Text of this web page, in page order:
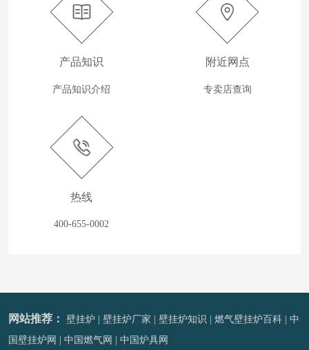
产品知识
产品知识介绍
附近网点
专卖店查询
热线
400-655-0002
网站推荐： 壁挂炉 |壁挂炉厂家 |壁挂炉知识 |燃气壁挂炉百科 |中
国壁挂炉网
|中国燃气网 |中国炉具网